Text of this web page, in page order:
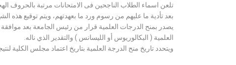
تلعن اسماء الطلاب الناجحين فى الامتحانات مرتبة بالحروف
بعد تأدية ما عليهم من رسوم ورد ما بعهدتهم، ويتم توقيع هذه
يصدر بمنح الدرجات العلمية قرار من رئيس الجامعة بعد
العلمية ( البكالوريوس أو الليسانس ) والتقدير الذي ناله.
ويتحدد تاريخ منح الدرجة العلمية بتاريخ اعتماد مجلس الكلية